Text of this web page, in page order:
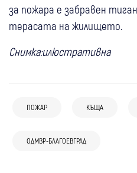
за пожара е забравен
терасата на жилището.
Снимка:илюстративна
ПОЖАР КЪЩА
ОДМВР-БЛАГОЕВГРАД
Невестино
Огънят заплашва да
Досъдебно
Благоевград Крими
Кюстендил Крими